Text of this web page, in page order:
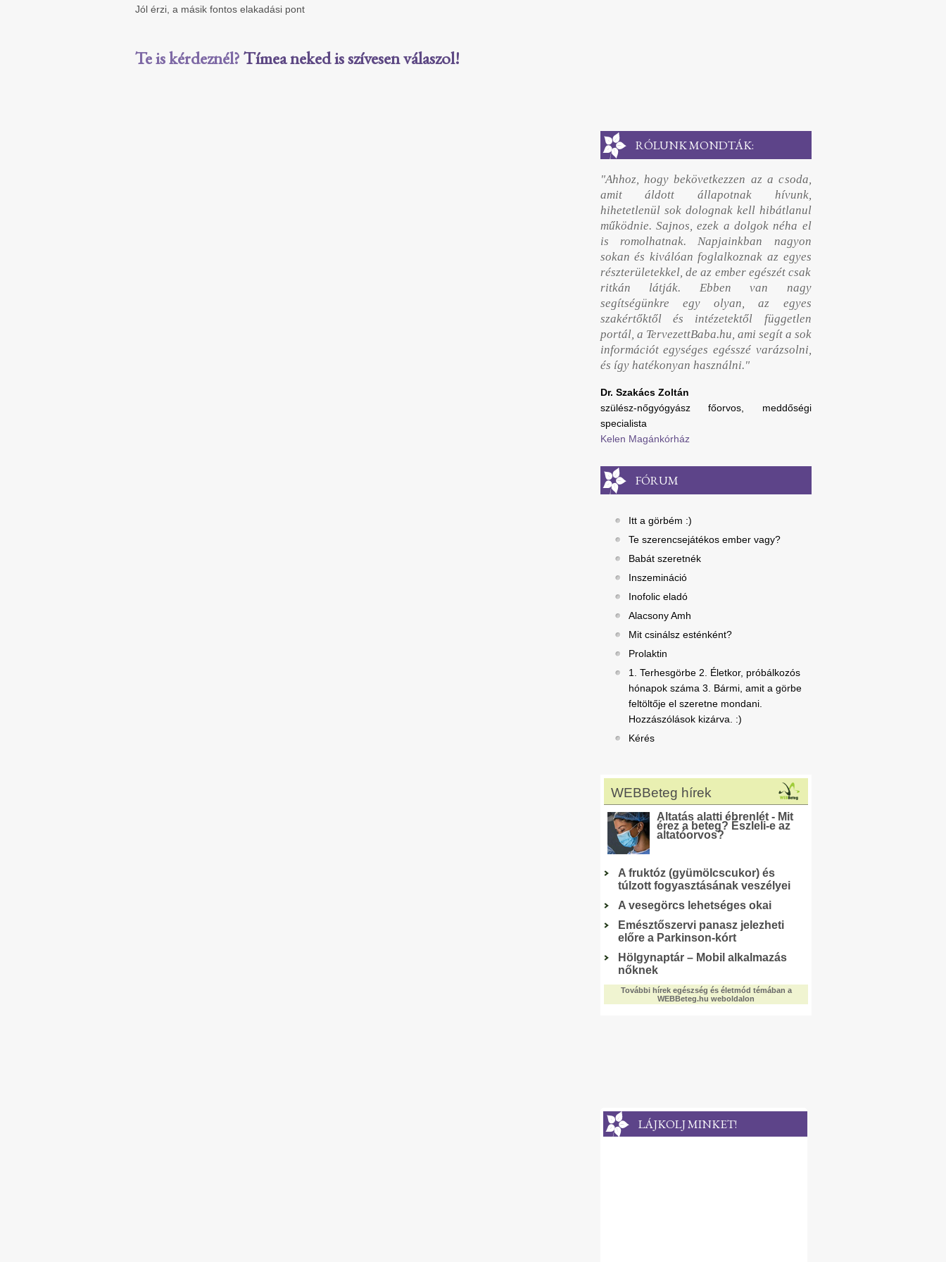
Jól érzi, a másik fontos elakadási pont
Te is kérdeznél?Tímea neked is szívesen válaszol!
RÓLUNK MONDTÁK:
"Ahhoz, hogy bekövetkezzen az a csoda,
amit áldott állapotnak hívunk,
hihetetlenül sok dolognak kell hibátlanul
működnie. Sajnos, ezek a dolgok néha el
is romolhatnak. Napjainkban nagyon
sokan és kiválóan foglalkoznak az egyes
részterületekkel, de az ember egészét csak
ritkán látják. Ebben van nagy
segítségünkre egy olyan, az egyes
szakértőktől és intézetektől független
portál, a TervezettBaba.hu, ami segít a sok
információt egységes egésszé varázsolni,
és így hatékonyan használni."
Dr. Szakács Zoltán
szülész-nőgyógyász főorvos, meddőségi
specialista
Kelen Magánkórház
FÓRUM
Itt a görbém :)
Te szerencsejátékos ember vagy?
Babát szeretnék
Inszemináció
Inofolic eladó
Alacsony Amh
Mit csinálsz esténként?
Prolaktin
1. Terhesgörbe 2. Életkor, próbálkozós
hónapok száma 3. Bármi, amit a görbe
feltöltője el szeretne mondani.
Hozzászólások kizárva. :)
Kérés
LÁJKOLJ MINKET!